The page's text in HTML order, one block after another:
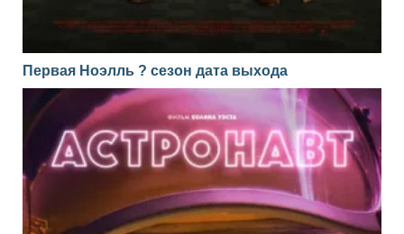
Первая Ноэлль ? сезон дата выхода